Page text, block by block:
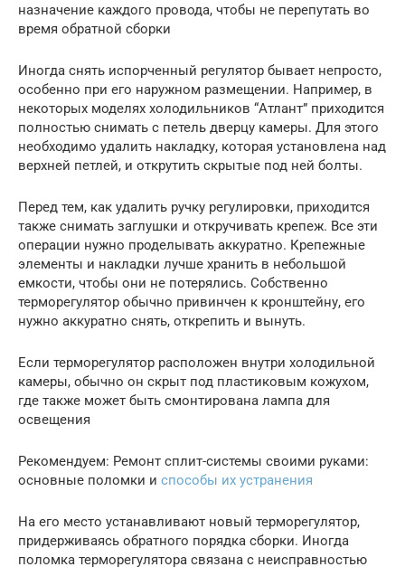
назначение каждого провода, чтобы не перепутать во
время обратной сборки
Иногда снять испорченный регулятор бывает непросто,
особенно при его наружном размещении. Например, в
некоторых моделях холодильников “Атлант” приходится
полностью снимать с петель дверцу камеры. Для этого
необходимо удалить накладку, которая установлена над
верхней петлей, и открутить скрытые под ней болты.
Перед тем, как удалить ручку регулировки, приходится
также снимать заглушки и откручивать крепеж. Все эти
операции нужно проделывать аккуратно. Крепежные
элементы и накладки лучше хранить в небольшой
емкости, чтобы они не потерялись. Собственно
терморегулятор обычно привинчен к кронштейну, его
нужно аккуратно снять, открепить и вынуть.
Если терморегулятор расположен внутри холодильной
камеры, обычно он скрыт под пластиковым кожухом,
где также может быть смонтирована лампа для
освещения
Рекомендуем: Ремонт сплит-системы своими руками:
основные поломки и способы их устранения
На его место устанавливают новый терморегулятор,
придерживаясь обратного порядка сборки. Иногда
поломка терморегулятора связана с неисправностью